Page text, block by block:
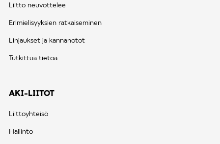
Liitto neuvottelee
Erimielisyyksien ratkaiseminen
Linjaukset ja kannanotot
Tutkittua tietoa
AKI-LIITOT
Liittoyhteisö
Hallinto